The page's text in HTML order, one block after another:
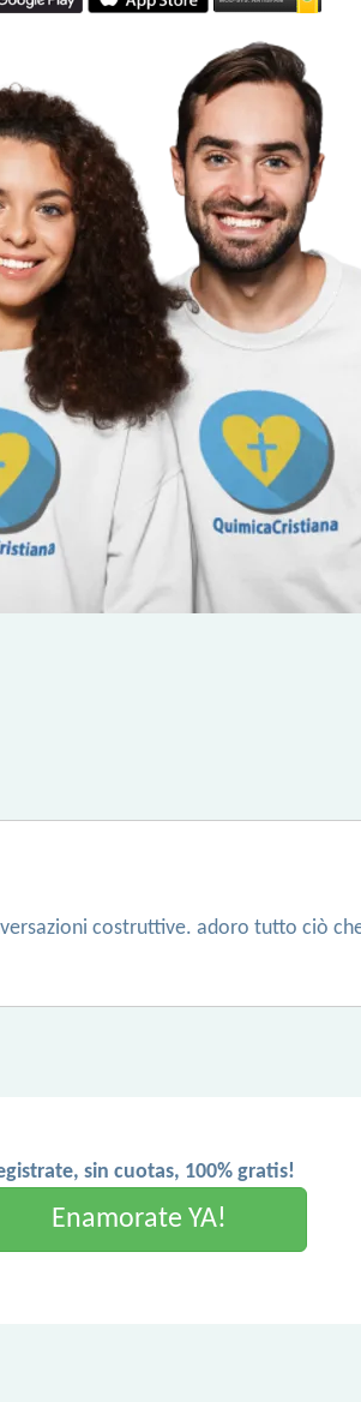
costruttive. adoro tutto ciò
sin cuotas, 100% gratis!
Enamorate YA!